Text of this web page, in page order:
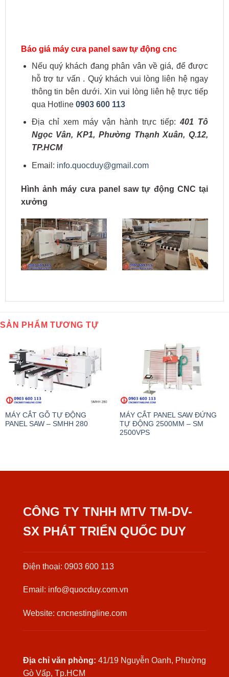
Báo giá máy cưa panel saw tự động cnc
Nếu quý khách đang phân vân về giá, để được
hỗ trợ tư vấn . Quý khách vui lòng liên hệ ngay
thông tin bên dưới. Xin vui lòng liên hệ trực tiếp
qua Hotline 0903 600 113
Địa chỉ xem máy vận hành trực tiếp:401 Tô
Ngọc Vân, KP1, Phường Thạnh Xuân, Q.12,
TP.HCM
Email: info.quocduy@gmail.com
Hình ảnh máy cưa panel saw tự động CNC tại
xưởng
SẢN PHẨM TƯƠNG TỰ
MÁY CẮT GỖ TỰ ĐỘNG
PANEL SAW – SMHH 280
MÁY CẮT PANEL SAW ĐỨNG
TỰ ĐỘNG 2500MM – SM
2500VPS
CÔNG TY TNHH MTV TM-DV-
SX PHÁT TRIỂN QUỐC DUY
Điện thoại: 0903 600 113
Email: info@quocduy.com.vn
Website: cncnestingline.com
Địa chỉ văn phòng: 41/19 Nguyễn Oanh, Phường
Gò Vấp, Tp.HCM